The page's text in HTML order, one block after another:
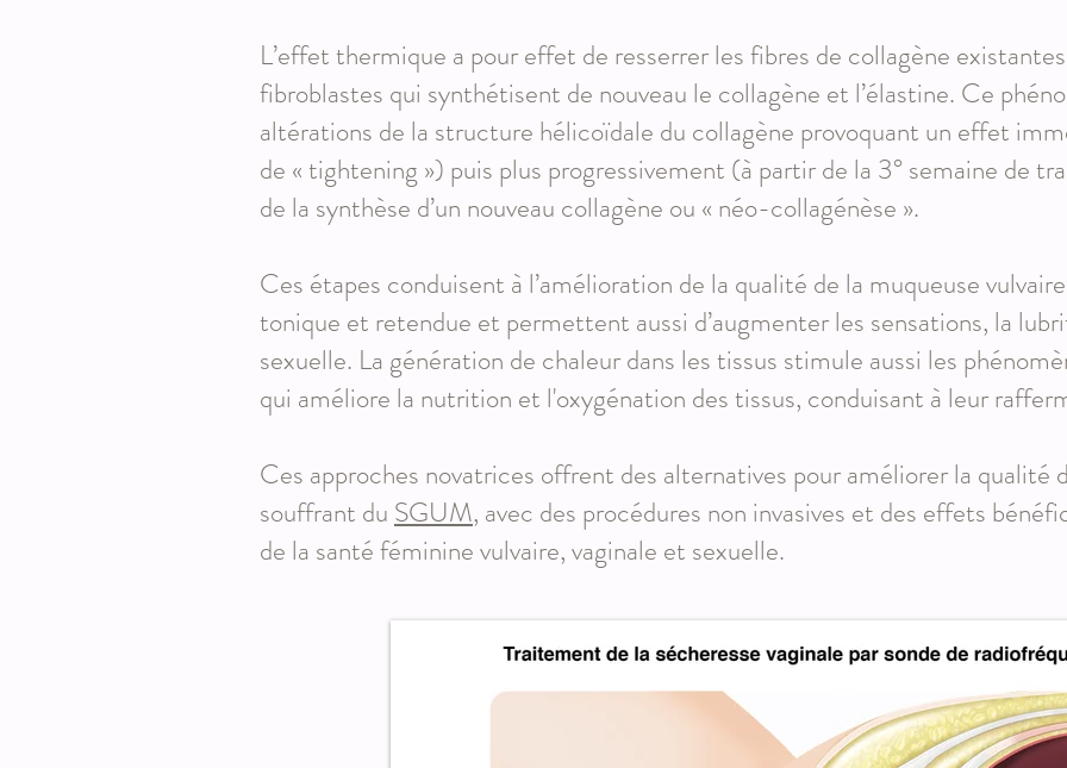
L’effet thermique a pour effet de resserrer les fibres de collagène
fibroblastes qui synthétisent de nouveau le collagène et l’élastine. Ce
altérations de la structure hélicoïdale du collagène provoquant un effet
de « tightening ») puis plus progressivement (à partir de la 3° semaine de
de la synthèse d’un nouveau collagène ou « néo-collagénèse ».
Ces étapes conduisent à l’amélioration de la qualité de la muqueuse
tonique et retendue et permettent aussi d’augmenter les sensations, la
sexuelle. La génération de chaleur dans les tissus stimule aussi les
qui améliore la nutrition et l'oxygénation des tissus, conduisant à leur
Ces approches novatrices offrent des alternatives pour améliorer la qualité
souffrant du SGUM, avec des procédures non invasives et des effets
de la santé féminine vulvaire, vaginale et sexuelle.